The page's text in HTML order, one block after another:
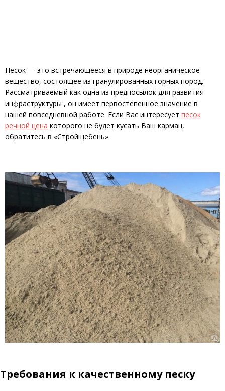
Песок — это встречающееся в природе неорганическое
вещество, состоящее из гранулированных горных пород.
Рассматриваемый как одна из предпосылок для развития
инфраструктуры , он имеет первостепенное значение в
нашей повседневной работе. Если Вас интересует песок
речной цена которого не будет кусать Ваш карман,
обратитесь в «Стройщебень».
Требования к качественному песку